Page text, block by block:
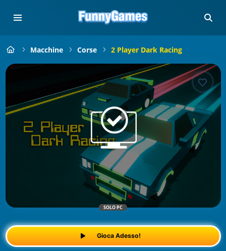
Macchine Corse 2 Player Dark Racing
SOLO PC
Gioca Adesso!